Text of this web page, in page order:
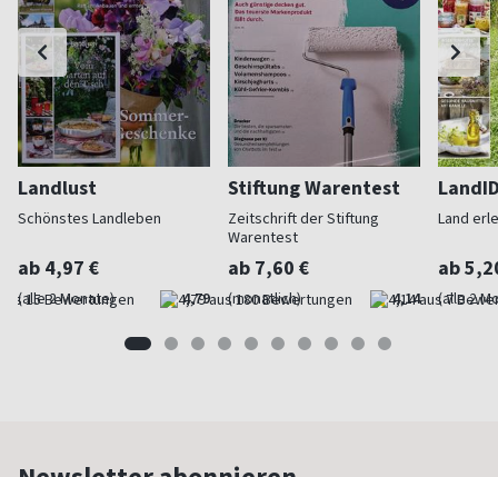
Landlust
Schönstes Landleben
ab 4,97 €
(alle 2 Monate) 4,79
Stiftung Warentest
Zeitschrift der Stiftung
Warentest
ab 7,60 €
(monatlich) 4,14
Land
ab
(alle 2